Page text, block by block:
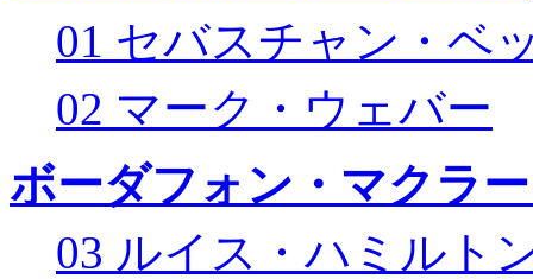
01 セバスチャン・ベ
02 マーク・ウェバー
ボーダフォン・マクラ
03 ルイス・ハミルト